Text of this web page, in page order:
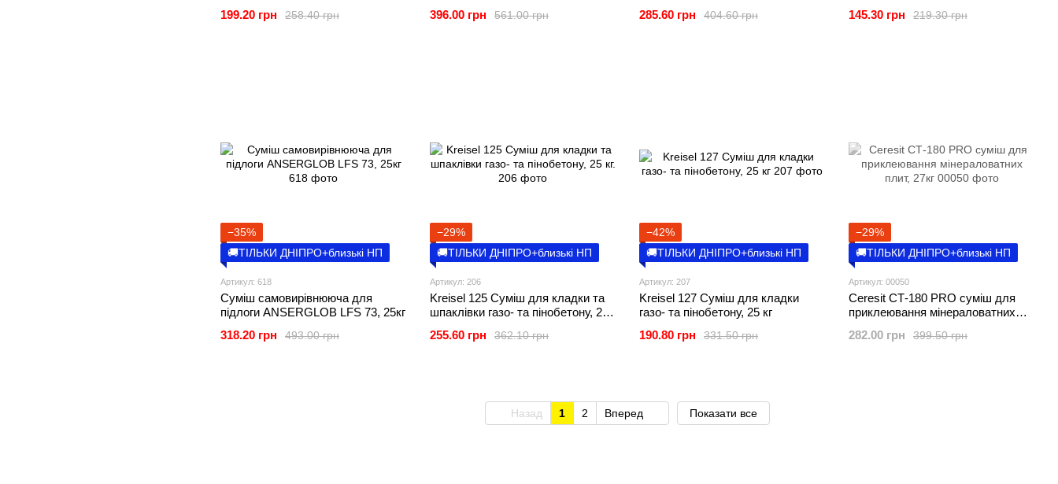
258.40 грн
199.20 грн 561.00 грн
396.00 грн 404.60 грн
285.60 грн 219.30 грн
145.30 грн
−35%
🚚ТІЛЬКИ ДНІПРО+близькі НП
Артикул: 618
Суміш самовирівнююча для
підлоги ANSERGLOB LFS 73, 25кг
493.00 грн
318.20 грн
−29%
🚚ТІЛЬКИ ДНІПРО+близькі НП
Артикул: 206
Kreisel 125 Суміш для кладки та
шпаклівки газо- та пінобетону, 25
362.10 грн
255.60 грн
−42%
🚚ТІЛЬКИ ДНІПРО+близькі НП
Артикул: 207
Kreisel 127 Суміш для кладки
газо- та пінобетону, 25 кг
331.50 грн
190.80 грн
−29%
🚚ТІЛЬКИ ДНІПРО+близькі НП
Артикул: 00050
Ceresit CТ-180 PRO суміш для
приклеювання мінераловатних
399.50 грн
282.00 грн
Назад 1 2 Вперед Показати все